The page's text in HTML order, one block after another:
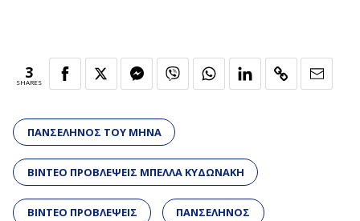
3
SHARES
ΠΑΝΣΕΛΗΝΟΣ ΤΟΥ ΜΗΝΑ
ΒΙΝΤΕΟ ΠΡΟΒΛΕΨΕΙΣ ΜΠΕΛΛΑ ΚΥΔΩΝΑΚΗ
ΒΙΝΤΕΟ ΠΡΟΒΛΕΨΕΙΣ ΠΑΝΣΕΛΗΝΟΣ